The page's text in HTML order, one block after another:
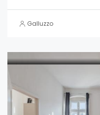
Galluzzo